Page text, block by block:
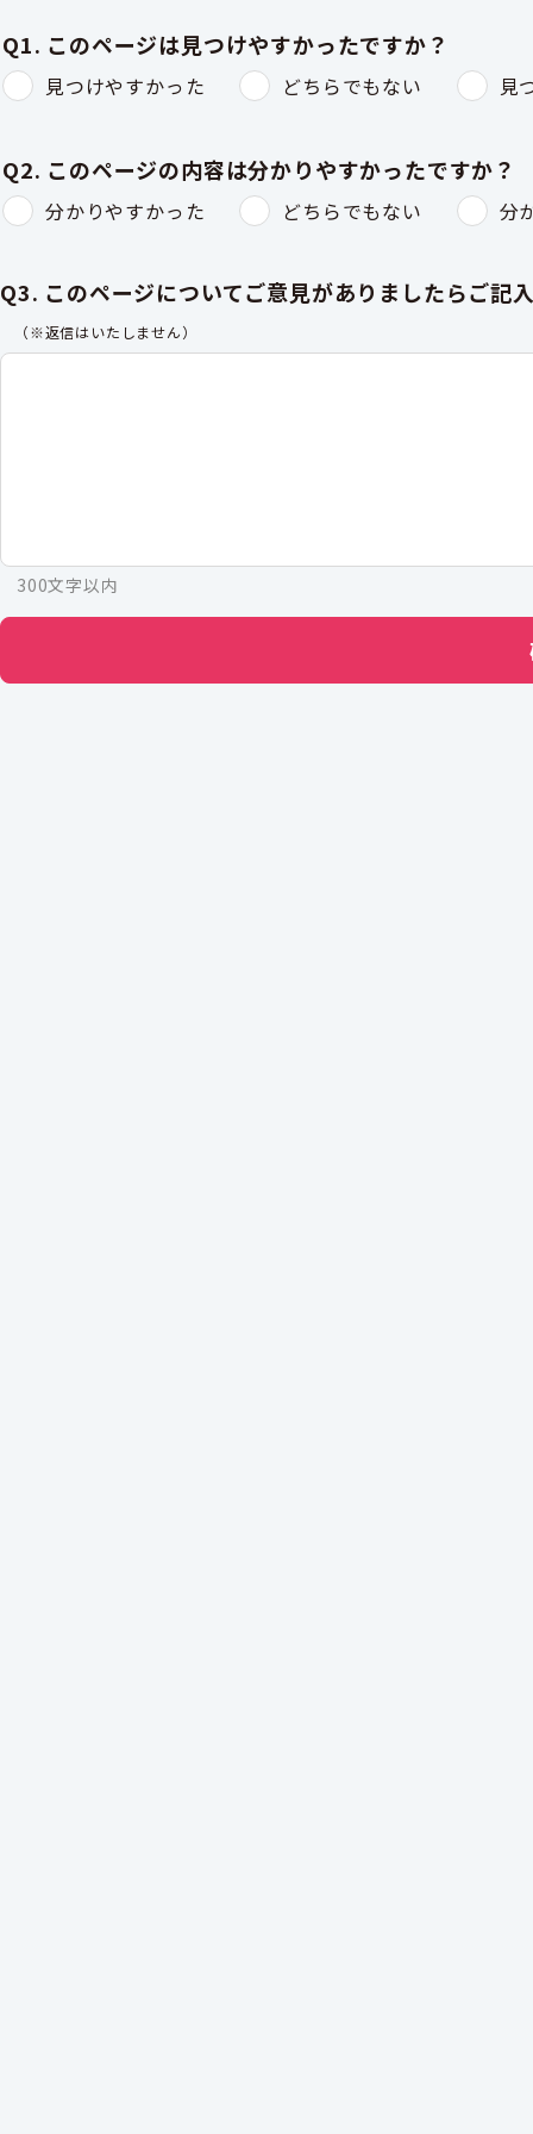
Q1. このページは見つけやすかったですか？
見つけやすかった どちらでもない 見
Q2. このページの内容は分かりやすかったですか？
分かりやすかった どちらでもない 分
Q3. このページについてご意見がありましたらご記
（※返信はいたしません）
300文字以内